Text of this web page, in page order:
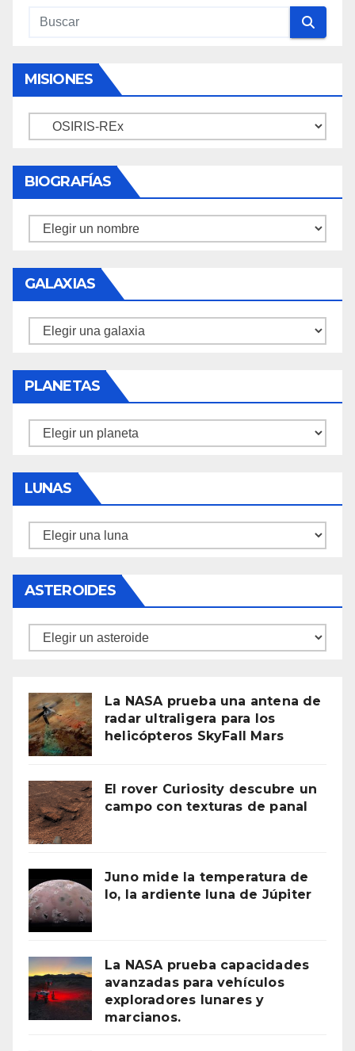
MISIONES
Misiones
BIOGRAFÍAS
Biografías
GALAXIAS
Galaxias
PLANETAS
Planetas
LUNAS
Lunas
ASTEROIDES
Asteroides
La NASA prueba una antena de
radar ultraligera para los
helicópteros SkyFall Mars
El rover Curiosity descubre un
campo con texturas de panal
Juno mide la temperatura de
Io, la ardiente luna de Júpiter
La NASA prueba capacidades
avanzadas para vehículos
exploradores lunares y
marcianos.